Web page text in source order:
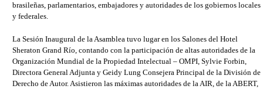
brasileñas, parlamentarios, embajadores y autoridades de los gobiernos locales
y federales.
La Sesión Inaugural de la Asamblea tuvo lugar en los Salones del Hotel
Sheraton Grand Río, contando con la participación de altas autoridades de la
Organización Mundial de la Propiedad Intelectual – OMPI, Sylvie Forbin,
Directora General Adjunta y Geidy Lung Consejera Principal de la División de
Derecho de Autor. Asistieron las máximas autoridades de la AIR, de la ABERT,